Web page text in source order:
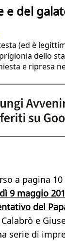
e del
(ed è
dello
e ripresa
a pagina
9 maggio
del
e
serie di